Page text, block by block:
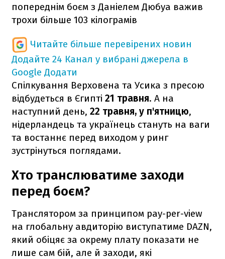
попереднім боєм з Даніелем Дюбуа важив
трохи більше 103 кілограмів
Читайте більше перевірених новин
Додайте 24 Канал у вибрані джерела в
Google Додати
Спілкування Верховена та Усика з пресою
відбудеться в Єгипті 21 травня. А на
наступний день, 22 травня, у п'ятницю,
нідерландець та українець стануть на ваги
та востаннє перед виходом у ринг
зустрінуться поглядами.
Хто транслюватиме заходи
перед боєм?
Транслятором за принципом pay-per-view
на глобальну авдиторію виступатиме DAZN,
який обіцяє за окрему плату показати не
лише сам бій, але й заходи, які